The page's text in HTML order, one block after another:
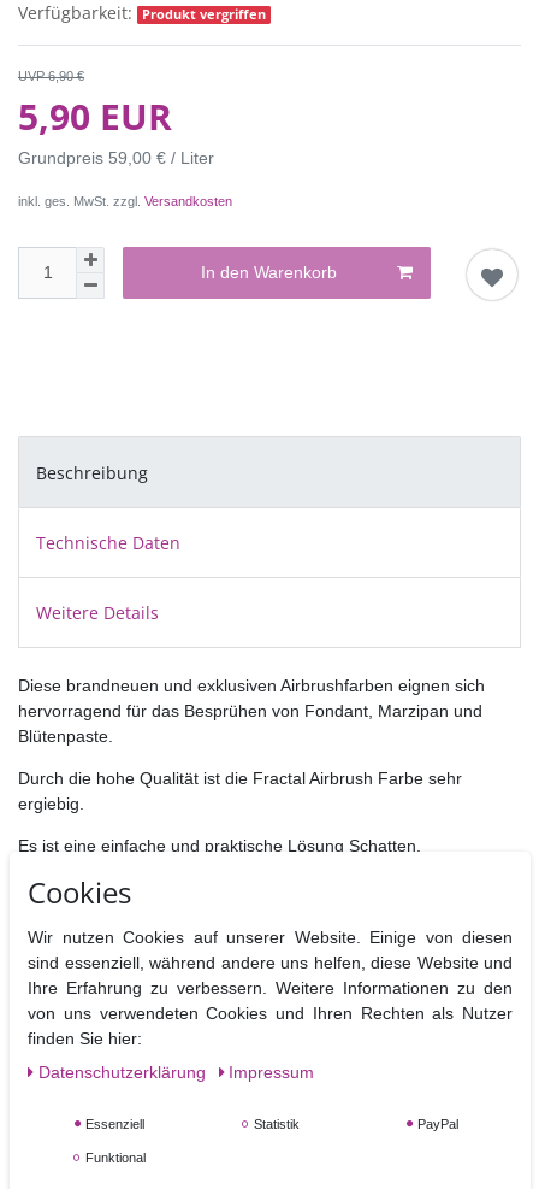
Verfügbarkeit:
Produkt vergriffen
UVP 6,90 €
5,90 EUR
Grundpreis 59,00 € / Liter
inkl. ges. MwSt. zzgl. Versandkosten
In den Warenkorb
Beschreibung
Technische Daten
Weitere Details
Diese brandneuen und exklusiven Airbrushfarben eignen sich
hervorragend für das Besprühen von Fondant, Marzipan und
Blütenpaste.
Durch die hohe Qualität ist die Fractal Airbrush Farbe sehr
ergiebig.
Es ist eine einfache und praktische Lösung Schatten,
Ergebnis beschichten Sie dünn, aber mehrmals.
Zutaten: Wasser, Farbstoffe (E124), Konservierungsmittel (E211),
Zitronensäure, Aroma
Hersteller: Fractal Colors GmbH. Budapest 1162 Budapesti st. 116
Cookies
Wir nutzen Cookies auf unserer Website. Einige von diesen
sind essenziell, während andere uns helfen, diese Website und
Ihre Erfahrung zu verbessern. Weitere Informationen zu den
von uns verwendeten Cookies und Ihren Rechten als Nutzer
finden Sie hier:
Daten­schutz­erklärung
Impressum
Essenziell Statistik PayPal
Funktional